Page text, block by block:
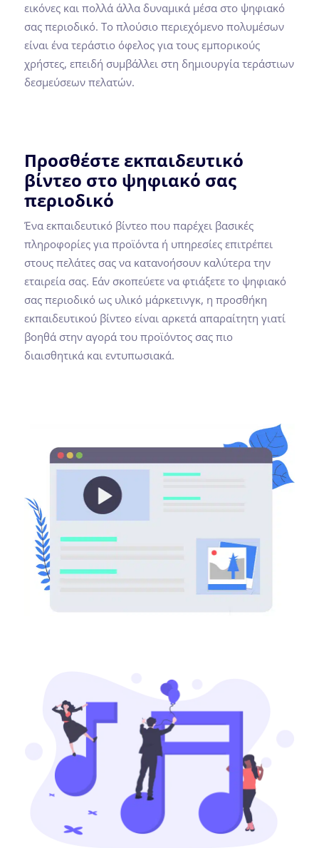
εικόνες και πολλά άλλα δυναμικά μέσα στο ψηφιακό
σας περιοδικό. Το πλούσιο περιεχόμενο πολυμέσων
είναι ένα τεράστιο όφελος για τους εμπορικούς
χρήστες, επειδή συμβάλλει στη δημιουργία τεράστιων
δεσμεύσεων πελατών.
Προσθέστε εκπαιδευτικό
βίντεο στο ψηφιακό σας
περιοδικό
Ένα εκπαιδευτικό βίντεο που παρέχει βασικές
πληροφορίες για προϊόντα ή υπηρεσίες επιτρέπει
στους πελάτες σας να κατανοήσουν καλύτερα την
εταιρεία σας. Εάν σκοπεύετε να φτιάξετε το ψηφιακό
σας περιοδικό ως υλικό μάρκετινγκ, η προσθήκη
εκπαιδευτικού βίντεο είναι αρκετά απαραίτητη γιατί
βοηθά στην αγορά του προϊόντος σας πιο
διαισθητικά και εντυπωσιακά.